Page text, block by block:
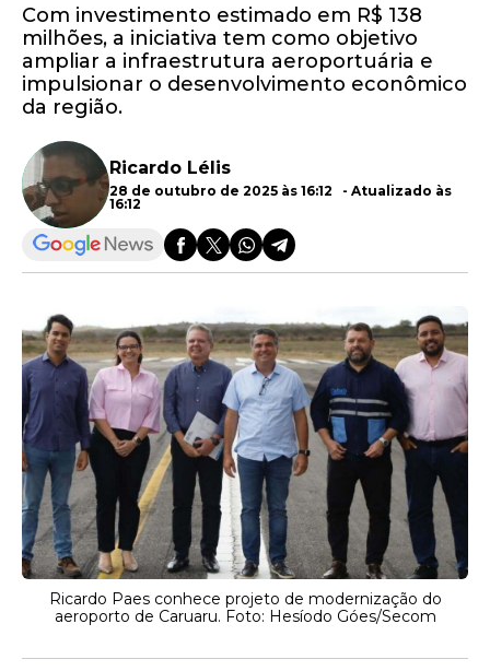
Com investimento estimado em R$ 138
milhões, a iniciativa tem como objetivo
ampliar a infraestrutura aeroportuária e
impulsionar o desenvolvimento econômico
da região.
Ricardo Lélis
28 de outubro de 2025 às 16:12 - Atualizado às
16:12
Ricardo Paes conhece projeto de modernização do
aeroporto de Caruaru. Foto: Hesíodo Góes/Secom